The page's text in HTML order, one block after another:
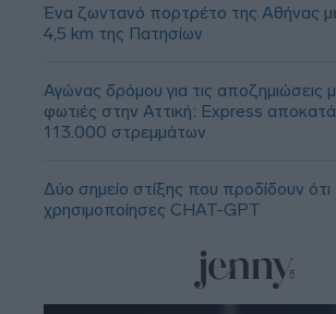
Ένα ζωντανό πορτρέτο της Αθήνας
4,5 km της Πατησίων
Αγώνας δρόμου για τις αποζημιώσεις
φωτιές στην Αττική: Express
113.000 στρεμμάτων
Δύο σημείο στίξης που προδίδουν ότι
χρησιμοποίησες CHAT-GPT